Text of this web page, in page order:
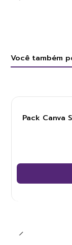
Você também
Pack Canva